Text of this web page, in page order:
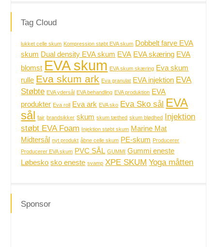
Tag Cloud
lukket celle skum Kompression støbt EVA skum Dobbelt farve EVA
skum Dual density EVA skum EVA EVA skæring EVA
blomst EVA skum EVA skum skæring Eva skum
rulle Eva skum ark Eva granulat EVA injektion EVA
Støbte EVA ydersål EVA behandling EVA produktion EVA
produkter Eva roll Eva ark EVA sko Eva Sko sål EVA
sål fair brandsikker skum skum tæthed skum blødhed Injektion
støbt EVA Foam Injektion støbt skum Marine Mat
Midtersål
nyt produkt åbne celle skum PE-skum Producerer
Producerer EVA skum PVC SÅL GUMMI Gummi eneste
Løbesko sko eneste svamp XPE SKUM Yoga måtten
Sponsor